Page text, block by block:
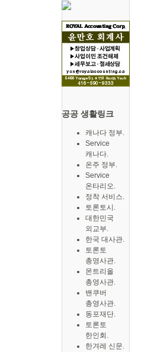
공공 생활링크
캐나다 정부.
Service
캐나다.
온주 정부.
Service
온타리오.
정착 서비스.
토론토시.
대한민국
외교부.
한국 대사관.
토론토
총영사관.
몬트리올
총영사관.
밴쿠버
총영사관.
동포재단.
토론토
한인회.
한겨레 신문.